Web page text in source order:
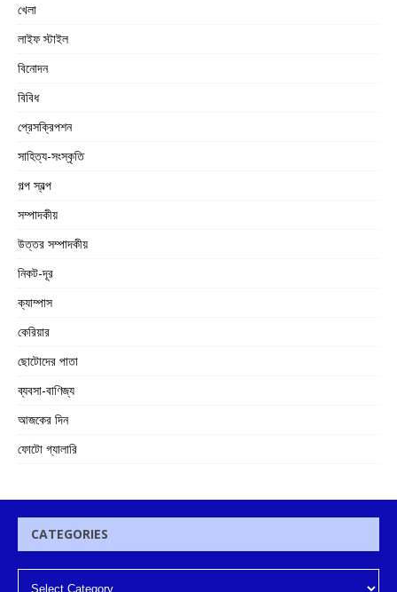
খেলা
লাইফ স্টাইল
বিনোদন
বিবিধ
প্রেসক্রিপশন
সাহিত্য-সংস্কৃতি
গল্প স্বল্প
সম্পাদকীয়
উত্তর সম্পাদকীয়
নিকট-দূর
ক্যাম্পাস
কেরিয়ার
ছোটোদের পাতা
ব্যবসা-বাণিজ্য
আজকের দিন
ফোটো গ্যালারি
CATEGORIES